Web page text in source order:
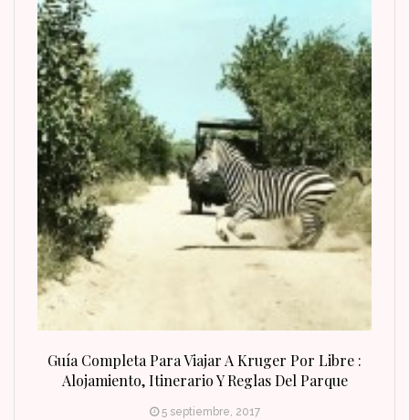
Guía Completa Para Viajar A Kruger Por Libre :
Alojamiento, Itinerario Y Reglas Del Parque
5 septiembre, 2017